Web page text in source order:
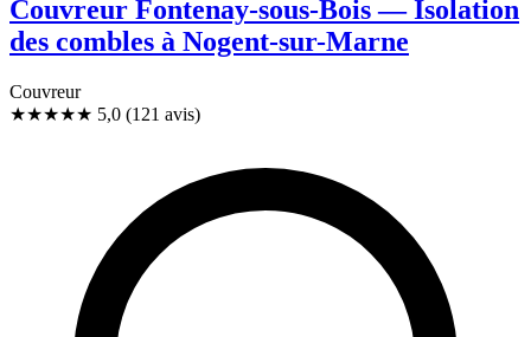
Couvreur Fontenay-sous-Bois — Isolation
des combles à Nogent-sur-Marne
Couvreur
★★★★★ 5,0 (121 avis)